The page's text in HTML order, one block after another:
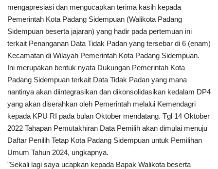
mengapresiasi dan mengucapkan terima kasih kepada
Pemerintah Kota Padang Sidempuan (Walikota Padang
Sidempuan beserta jajaran) yang hadir pada pertemuan ini
terkait Penanganan Data Tidak Padan yang tersebar di 6 (enam)
Kecamatan di Wilayah Pemerintah Kota Padang Sidempuan.
Ini merupakan bentuk nyata Dukungan Pemerintah Kota
Padang Sidempuan terkait Data Tidak Padan yang mana
nantinya akan diintegrasikan dan dikonsolidasikan kedalam DP4
yang akan diserahkan oleh Pemerintah melalui Kemendagri
kepada KPU RI pada bulan Oktober mendatang. Tgl 14 Oktober
2022 Tahapan Pemutakhiran Data Pemilih akan dimulai menuju
Daftar Penilih Tetap Kota Padang Sidempuan untuk Pemilihan
Umum Tahun 2024, ungkapnya.
"Sekali lagi saya ucapkan kepada Bapak Walikota beserta